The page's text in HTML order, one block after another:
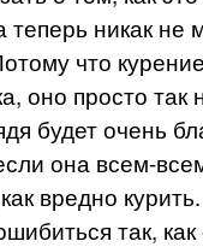
теперь никак не
что
оно просто так
будет очень
она всем-
вредно
так,